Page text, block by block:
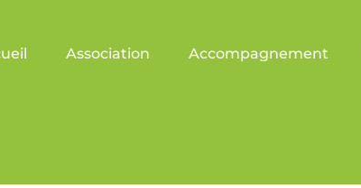
Association Accompagnement